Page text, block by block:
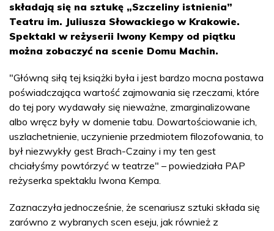
składają się na sztukę „Szczeliny istnienia”
Teatru im. Juliusza Słowackiego w Krakowie.
Spektakl w reżyserii Iwony Kempy od piątku
można zobaczyć na scenie Domu Machin.
"Główną siłą tej książki była i jest bardzo mocna postawa
poświadczająca wartość zajmowania się rzeczami, które
do tej pory wydawały się nieważne, zmarginalizowane
albo wręcz były w domenie tabu. Dowartościowanie ich,
uszlachetnienie, uczynienie przedmiotem filozofowania, to
był niezwykły gest Brach-Czainy i my ten gest
chciałyśmy powtórzyć w teatrze" – powiedziała PAP
reżyserka spektaklu Iwona Kempa.
Zaznaczyła jednocześnie, że scenariusz sztuki składa się
zarówno z wybranych scen eseju, jak również z